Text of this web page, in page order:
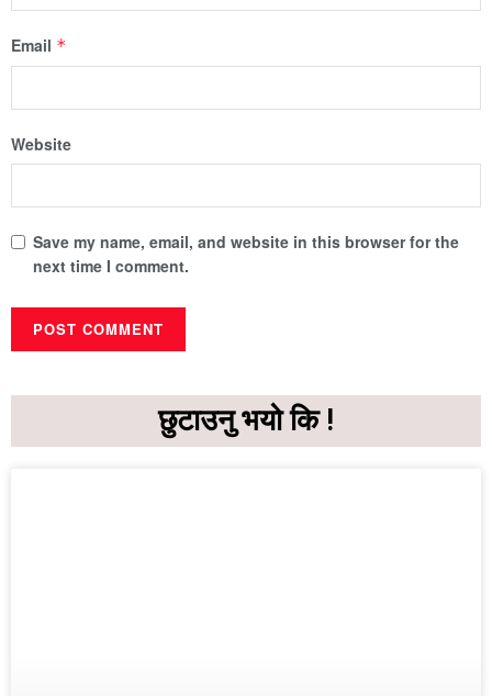
Email *
Website
Save my name, email, and website in this browser for the
next time I comment.
छुटाउनु भयो कि !